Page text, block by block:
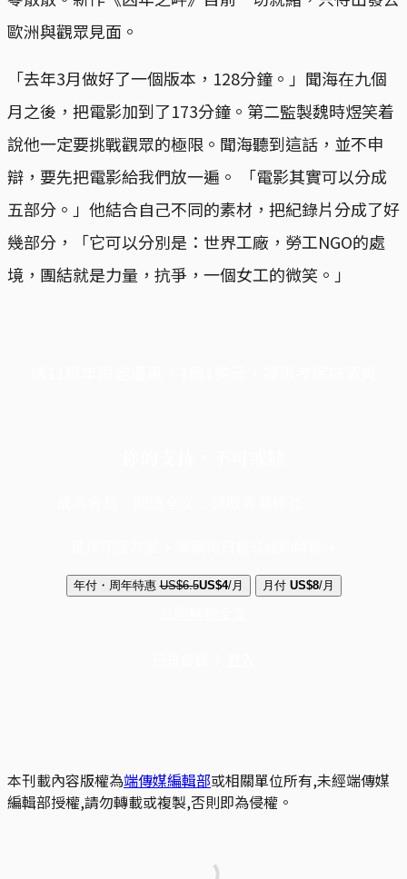
歐洲與觀眾見面。
「去年3月做好了一個版本，128分鐘。」聞海在九個
月之後，把電影加到了173分鐘。第二監製魏時煜笑着
說他一定要挑戰觀眾的極限。聞海聽到這話，並不申
辯，要先把電影給我們放一遍。 「電影其實可以分成
五部分。」他結合自己不同的素材，把紀錄片分成了好
幾部分，「它可以分別是：世界工廠，勞工NGO的處
境，團結就是力量，抗爭，一個女工的微笑。」
年付・周年特惠 US$6.5US$4/月 月付 US$8/月
本刊載內容版權為端傳媒編輯部或相關單位所有,未經端傳媒
編輯部授權,請勿轉載或複製,否則即為侵權。